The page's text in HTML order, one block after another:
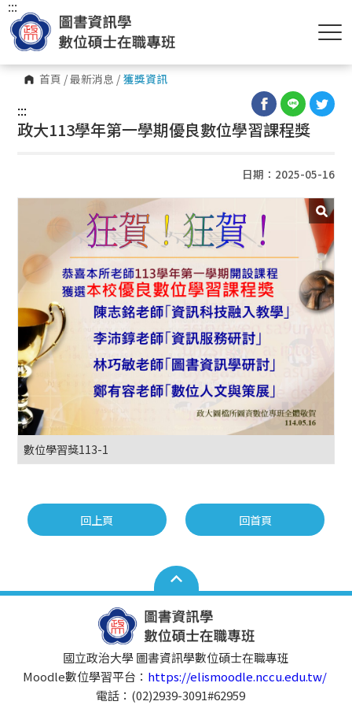
首頁 /最新消息 / 獲獎資訊
:::
:::
政大113學年第一學期優良數位學習課程獎
日期：2025-05-16
數位學習獎113-1
回上頁 回首頁
國立政治大學 圖書資訊學數位碩士在職專班
Moodle數位學習平台： https://elismoodle.nccu.edu.tw/
電話：(02)2939-3091#62959